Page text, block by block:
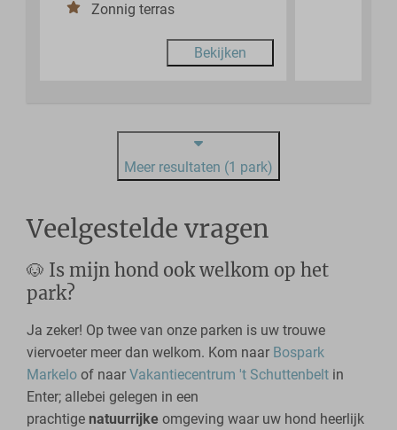
Zonnig terras
Bekijken
Meer resultaten (1 park)
Veelgestelde vragen
🐶 Is mijn hond ook welkom op het
park?
Ja zeker! Op twee van onze parken is uw trouwe
viervoeter meer dan welkom. Kom naar Bospark
Markelo of naarVakantiecentrum 't Schuttenbelt in
Enter; allebei gelegen in een
prachtige natuurrijke omgeving waar uw hond heerlijk